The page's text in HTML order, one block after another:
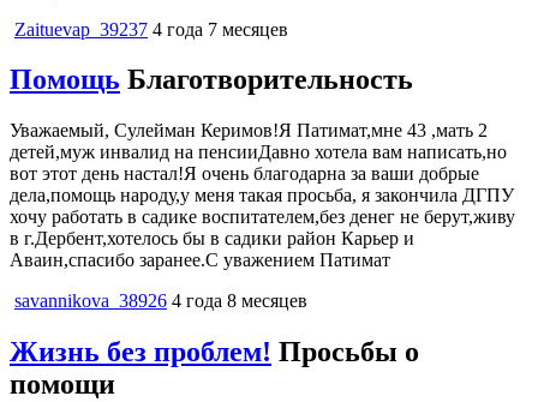
Zaituevap_39237 4 года 7 месяцев
Помощь Благотворительность
Уважаемый, Сулейман Керимов!Я Патимат,мне 43 ,мать 2
детей,муж инвалид на пенсииДавно хотела вам написать,но
вот этот день настал!Я очень благодарна за ваши добрые
дела,помощь народу,у меня такая просьба, я закончила ДГПУ
хочу работать в садике воспитателем,без денег не берут,живу
в г.Дербент,хотелось бы в садики район Карьер и
Аваин,спасибо заранее.С уважением Патимат
savannikova_38926 4 года 8 месяцев
Жизнь без проблем! Просьбы о
помощи